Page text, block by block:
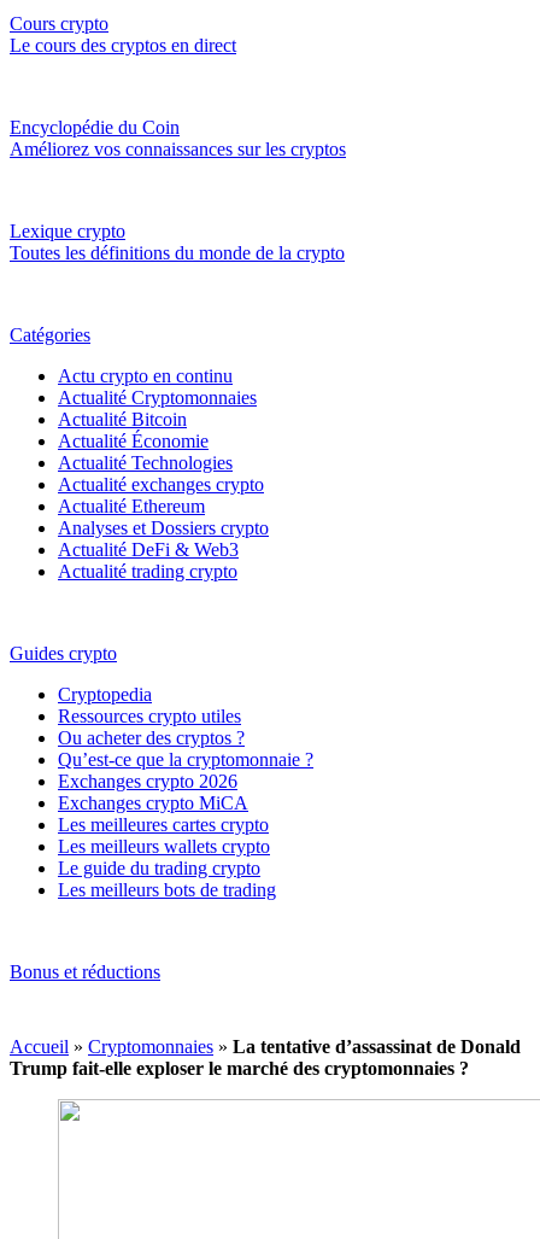
Cours crypto
Le cours des cryptos en direct
Encyclopédie du Coin
Améliorez vos connaissances sur les cryptos
Lexique crypto
Toutes les définitions du monde de la crypto
Catégories
Actu crypto en continu
Actualité Cryptomonnaies
Actualité Bitcoin
Actualité Économie
Actualité Technologies
Actualité exchanges crypto
Actualité Ethereum
Analyses et Dossiers crypto
Actualité DeFi & Web3
Actualité trading crypto
Guides crypto
Cryptopedia
Ressources crypto utiles
Ou acheter des cryptos ?
Qu’est-ce que la cryptomonnaie ?
Exchanges crypto 2026
Exchanges crypto MiCA
Les meilleures cartes crypto
Les meilleurs wallets crypto
Le guide du trading crypto
Les meilleurs bots de trading
Bonus et réductions
Accueil » Cryptomonnaies » La tentative d’assassinat de Donald
Trump fait-elle exploser le marché des cryptomonnaies ?